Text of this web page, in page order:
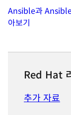
Ansible과
아보기
Red Hat
추가 자료